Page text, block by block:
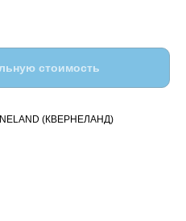
стоимость
(КВЕРНЕЛАНД)